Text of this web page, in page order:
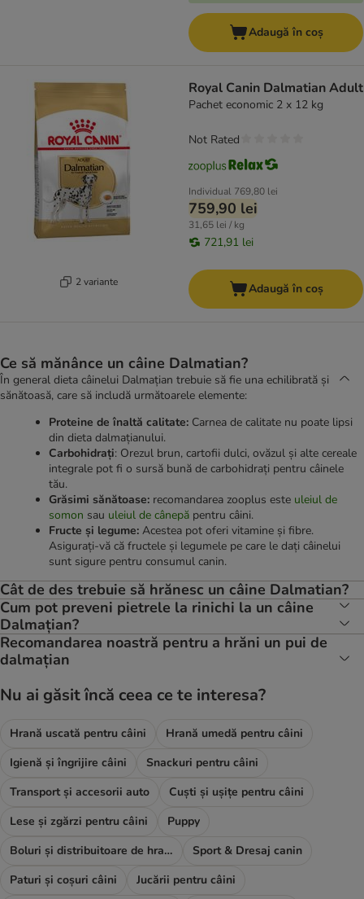
Adaugă în coș
2 variante
Royal Canin Dalmatian Adult
Pachet economic 2 x 12 kg
Individual 769,80 lei
759,90 lei
31,65 lei / kg
721,91 lei
Not Rated
Adaugă în coș
Ce să mănânce un câine Dalmatian?
În general dieta câinelui Dalmațian trebuie să fie una echilibrată și
sănătoasă, care să includă următoarele elemente:
Proteine de înaltă calitate: Carnea de calitate nu poate lipsi
din dieta dalmațianului.
Carbohidrați: Orezul brun, cartofii dulci, ovăzul și alte cereale
integrale pot fi o sursă bună de carbohidrați pentru câinele
tău.
Grăsimi sănătoase: recomandarea zooplus este uleiul de
somon sau uleiul de cânepă pentru câini.
Fructe și legume: Acestea pot oferi vitamine și fibre.
Asigurați-vă că fructele și legumele pe care le dați câinelui
sunt sigure pentru consumul canin.
Cât de des trebuie să hrănesc un câine Dalmatian?
Cum pot preveni pietrele la rinichi la un câine
Dalmațian?
Recomandarea noastră pentru a hrăni un pui de
dalmațian
Nu ai găsit încă ceea ce te interesa?
Hrană uscată pentru câini
Hrană umedă pentru câini
Igienă și îngrijire câini
Snackuri pentru câini
Transport și accesorii auto
Cuști și ușițe pentru câini
Lese și zgărzi pentru câini
Puppy
Boluri și distribuitoare de hrană și apă
Sport & Dresaj canin
Paturi și coșuri câini
Jucării pentru câini